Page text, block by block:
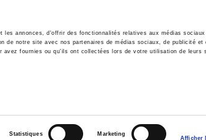
les annonces, d'offrir des fonctionnalités relatives aux médias
de notre site avec nos partenaires de médias sociaux, de publicité et
avez fournies ou qu'ils ont collectées lors de votre utilisation de leurs
Statistiques Marketing
Afficher
History International